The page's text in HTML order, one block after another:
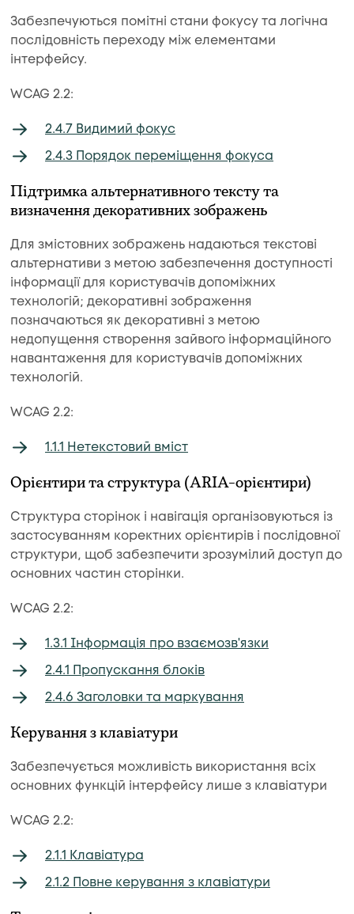
Забезпечуються помітні стани фокусу та логічна
послідовність переходу між елементами
інтерфейсу.
WCAG 2.2:
2.4.7 Видимий фокус
2.4.3 Порядок переміщення фокуса
Підтримка альтернативного тексту та
визначення декоративних зображень
Для змістовних зображень надаються текстові
альтернативи з метою забезпечення доступності
інформації для користувачів допоміжних
технологій; декоративні зображення
позначаються як декоративні з метою
недопущення створення зайвого інформаційного
навантаження для користувачів допоміжних
технологій.
WCAG 2.2:
1.1.1 Нетекстовий вміст
Орієнтири та структура (ARIA-орієнтири)
Структура сторінок і навігація організовуються із
застосуванням коректних орієнтирів і послідовної
структури, щоб забезпечити зрозумілий доступ до
основних частин сторінки.
WCAG 2.2:
1.3.1 Інформація про взаємозв'язки
2.4.1 Пропускання блоків
2.4.6 Заголовки та маркування
Керування з клавіатури
Забезпечується можливість використання всіх
основних функцій інтерфейсу лише з клавіатури
WCAG 2.2:
2.1.1 Клавіатура
2.1.2 Повне керування з клавіатури